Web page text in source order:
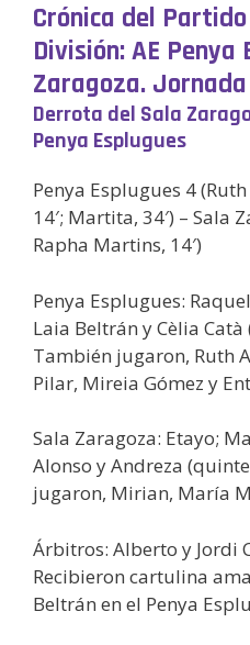
Crónica del
División: AE Penya
Zaragoza. Jornada
Derrota del Sala
Penya Esplugues
Penya Esplugues 4 (Ruth
14′; Martita, 34′) – Sala
Rapha Martins, 14′)
Penya Esplugues:
Laia Beltrán y Cèlia
También jugaron, Ruth
Pilar, Mireia Gómez y
Sala Zaragoza: Etayo;
Alonso y Andreza
jugaron, Mirian, María
Árbitros: Alberto y Jordi
Recibieron cartulina
Beltrán en el Penya